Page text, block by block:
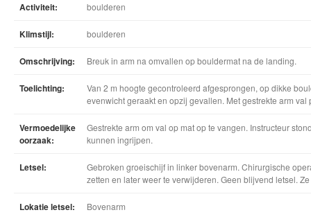
Activiteit: boulderen
Klimstijl: boulderen
Omschrijving: Breuk in arm na omvallen op bouldermat na de landing.
Toelichting:
Van 2 m hoogte gecontroleerd afgesprongen, op dikke
evenwicht geraakt en opzij gevallen. Met gestrekte arm val
Vermoedelijke
oorzaak:
Gestrekte arm om val op mat op te vangen. Instructeur
kunnen ingrijpen.
Letsel:
Gebroken groeischijf in linker bovenarm. Chirurgische
zetten en later weer te verwijderen. Geen blijvend letsel.
Lokatie letsel: Bovenarm